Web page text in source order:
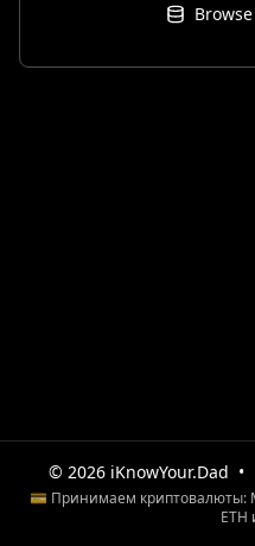
© 2026 iKnowYour.Dad •
💳 Принимаем криптовалюты:
ETH